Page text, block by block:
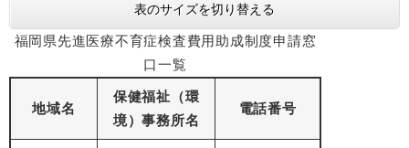
表のサイズを切り替える
福岡県先進医療不育症検査費用助成制度申請窓
口一覧
地域名
保健福祉（環
境）事務所名
電話番号